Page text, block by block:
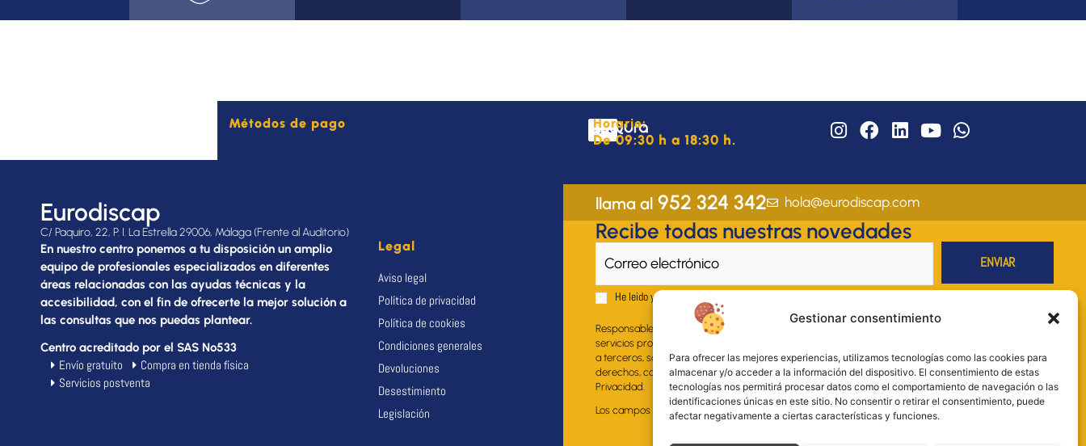
Gestionar consentimiento
Para ofrecer las mejores experiencias, utilizamos tecnologías como las cookies para
almacenar y/o acceder a la información del dispositivo. El consentimiento de estas
tecnologías nos permitirá procesar datos como el comportamiento de navegación o las
identificaciones únicas en este sitio. No consentir o retirar el consentimiento, puede
afectar negativamente a ciertas características y funciones.
Métodos de pago Horario:
De 09:30 h a 18:30 h.
I
n
t
a
g
r
F
a
e
b
o
o
L
i
k
e
d
i
Y
o
t
b
e
W
h
t
a
p
Eurodiscap
C/ Paquiro, 22, P. I. La Estrella 29006, Málaga (Frente al Auditorio)
En nuestro centro ponemos a tu disposición un amplio
equipo de profesionales especializados en diferentes
áreas relacionadas con las ayudas técnicas y la
accesibilidad, con el fin de ofrecerte la mejor solución a
las consultas que nos puedas plantear.
Centro acreditado por el SAS Nº533
Envío gratuito
Compra en tienda física
Servicios postventa
Legal
Aviso legal
Política de privacidad
Política de cookies
Condiciones generales
Devoluciones
Desestimiento
Legislación
llama al952 324 342 hola@eurodiscap.com
Recibe todas nuestras novedades
He leido y acepto el
Responsable del fichero: EURODISCAP.S. L; Finalidad: envío de información sobre productos y
servicios propios al suscrito. Legitimación: consentimiento; Destinatarios: no se comunicarán los datos
a terceros, salvo obligación legal; Derechos: acceder, rectificar y suprimir los datos, así como otros
derechos, como se explica en la información adicional. Más información en nuestra Política de
Privacidad.
Los campos marcados con * son necesarios para llevar a cabo el proceso de envío.